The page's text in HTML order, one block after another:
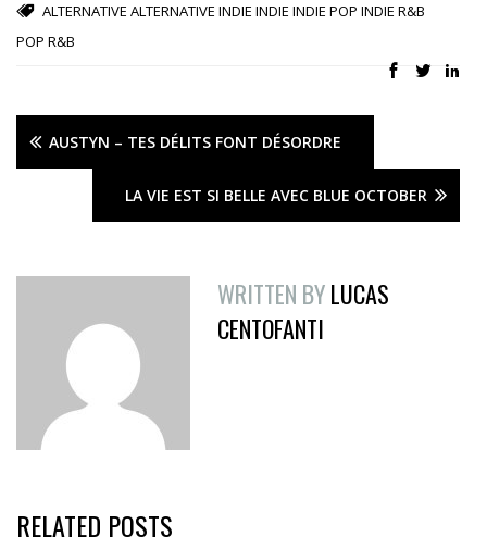
ALTERNATIVE ALTERNATIVE INDIE INDIE INDIE POP INDIE R&B
POP R&B
AUSTYN – TES DÉLITS FONT DÉSORDRE
LA VIE EST SI BELLE AVEC BLUE OCTOBER
WRITTEN BYLUCAS
CENTOFANTI
RELATED POSTS